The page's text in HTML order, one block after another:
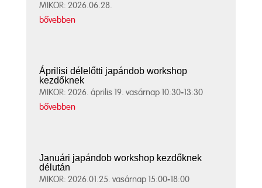
MIKOR: 2026.06.28.
bővebben
Áprilisi délelőtti japándob workshop
kezdőknek
MIKOR: 2026. április 19. vasárnap 10:30-13:30
bővebben
Januári japándob workshop kezdőknek
délután
MIKOR: 2026.01.25. vasárnap 15:00-18:00